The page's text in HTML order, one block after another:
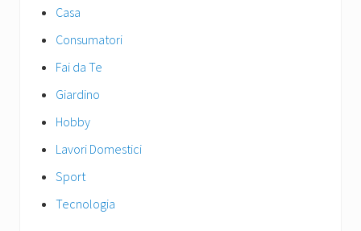
Casa
Consumatori
Fai da Te
Giardino
Hobby
Lavori Domestici
Sport
Tecnologia